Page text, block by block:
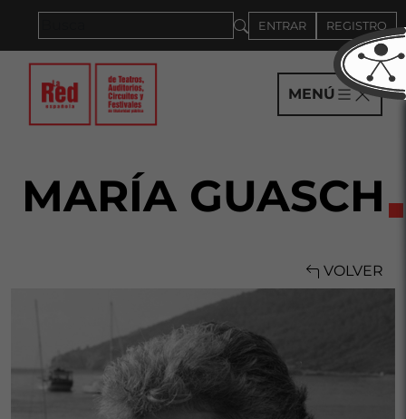
ENTRAR REGISTRO
MENÚ
MARÍA GUASCH
VOLVER